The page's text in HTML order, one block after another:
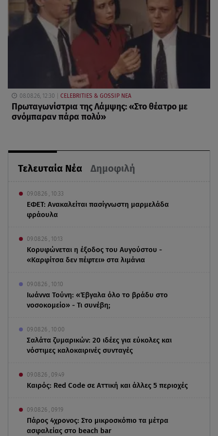
Τελευταία Νέα Δημοφιλή
09.08.26 , 10:33
ΕΦΕΤ: Ανακαλείται πασίγνωστη μαρμελάδα
φράουλα
09.08.26 , 10:13
Κορυφώνεται η έξοδος του Αυγούστου -
«Καρφίτσα δεν πέφτει» στα λιμάνια
09.08.26 , 10:10
Ιωάννα Τούνη: «Έβγαλα όλο το βράδυ στο
νοσοκομείο» - Τι συνέβη;
09.08.26 , 10:00
Σαλάτα ζυμαρικών: 20 ιδέες για εύκολες και
νόστιμες καλοκαιρινές συνταγές
09.08.26 , 09:49
Καιρός: Red Code σε Αττική και άλλες 5 περιοχές
09.08.26 , 09:19
Πάρος 4χρονος: Στο μικροσκόπιο τα μέτρα
ασφαλείας στο beach bar
08.08.26, 12:30 CELEBRITIES & GOSSIP ΝΕΑ
Πρωταγωνίστρια της Λάμψης: «Στο θέατρο με
σνόμπαραν πάρα πολύ»